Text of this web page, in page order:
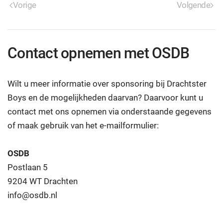
Vorige Volgende
Contact opnemen met OSDB
Wilt u meer informatie over sponsoring bij Drachtster
Boys en de mogelijkheden daarvan? Daarvoor kunt u
contact met ons opnemen via onderstaande gegevens
of maak gebruik van het e-mailformulier:
OSDB
Postlaan 5
9204 WT Drachten
info@osdb.nl